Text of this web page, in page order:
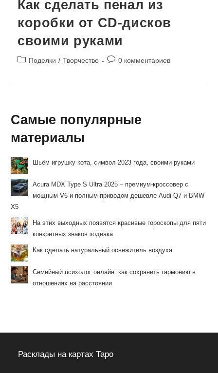
Как сделать пенал из
коробки от CD-дисков
своими руками
Рубрика
Поделки / Творчество
Комментарии
0 комментариев
Самые популярные
материалы
Шьём игрушку кота, символ 2023 года, своими руками
Acura MDX Type S Ultra 2025 – премиум-кроссовер с
мощным V6 и полным приводом дешевле Audi Q7 и BMW
X5
На этих выходных появятся красивые гороскопы для пяти
конкретных знаков зодиака
Как сделать натуральный освежитель воздуха
Семейный психолог онлайн: как сохранить гармонию в
отношениях на расстоянии
Расклады на картах Таро